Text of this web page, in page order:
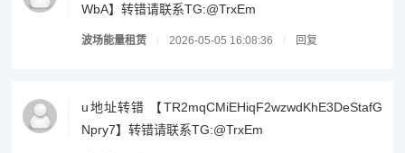
WbA】转错请联系TG:@TrxEm
波场能量租赁 2026-05-05 16:08:36 回复
u地址转错 【TR2mqCMiEHiqF2wzwdKhE3DeStafG
Npry7】转错请联系TG:@TrxEm